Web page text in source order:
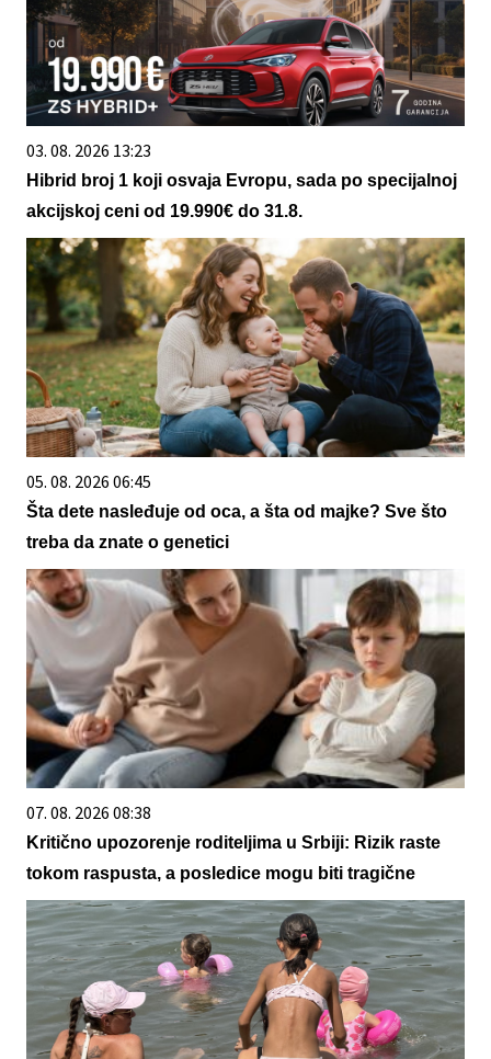
03. 08. 2026 13:23
Hibrid broj 1 koji osvaja Evropu, sada po specijalnoj
akcijskoj ceni od 19.990€ do 31.8.
05. 08. 2026 06:45
Šta dete nasleđuje od oca, a šta od majke? Sve što
treba da znate o genetici
07. 08. 2026 08:38
Kritično upozorenje roditeljima u Srbiji: Rizik raste
tokom raspusta, a posledice mogu biti tragične